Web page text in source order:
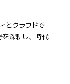
とクラウドで
を深耕し、時代